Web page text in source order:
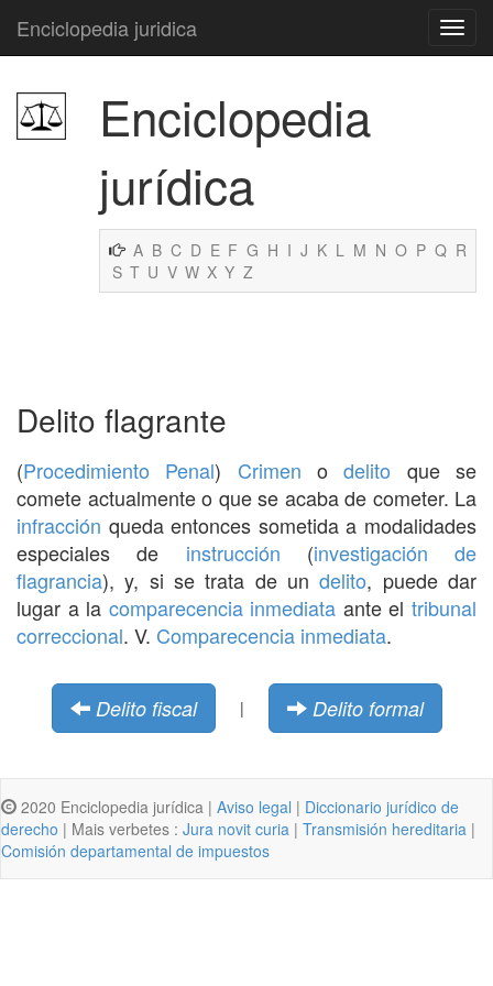
Enciclopedia juridica
Enciclopedia
jurídica
A B C D E F G H I J K L M N O P Q R
S T U V W X Y Z
Delito flagrante
(Procedimiento Penal) Crimen odelito que se
comete actualmente o que se acaba de cometer. La
infracción queda entonces sometida a modalidades
especiales de instrucción (investigación de
flagrancia), y, si se trata de undelito, puede dar
lugar a la comparecencia inmediata ante eltribunal
correccional. V. Comparecencia inmediata.
Delito fiscal | Delito formal
2020 Enciclopedia jurídica | Aviso legal | Diccionario jurídico de
derecho | Mais verbetes : Jura novit curia | Transmisión hereditaria |
Comisión departamental de impuestos